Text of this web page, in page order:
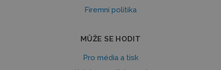
Firemní politika
MŮŽE SE HODIT
Pro média a tisk